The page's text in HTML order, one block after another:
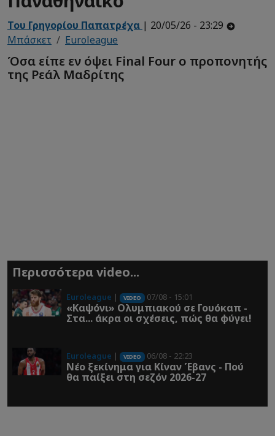
Του Γρηγορίου Παπατρέχα | 20/05/26 - 23:29
Μπάσκετ
Euroleague
Όσα είπε εν όψει Final Four o προπονητής
της Ρεάλ Μαδρίτης
Περισσότερα video...
Euroleague | VIDEO 07/08 - 15:01
«Καψόνι» Ολυμπιακού σε Γουόκαπ -
Στα... άκρα οι σχέσεις, πώς θα φύγει!
Euroleague | VIDEO 06/08 - 22:23
Νέο ξεκίνημα για Κίναν Έβανς - Πού
θα παίξει στη σεζόν 2026-27